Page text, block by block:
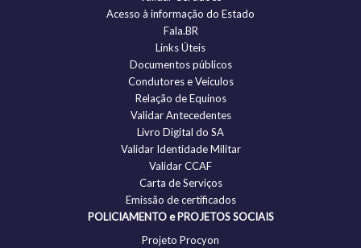
Acesso à informação do Estado
Fala.BR
Links Úteis
Documentos públicos
Condutores e Veículos
Relação de Equinos
Validar Antecedentes
Livro Digital do SA
Validar Identidade Militar
Validar CCAF
Carta de Serviços
Emissão de certificados
POLICIAMENTO e PROJETOS SOCIAIS
Projeto Procyon